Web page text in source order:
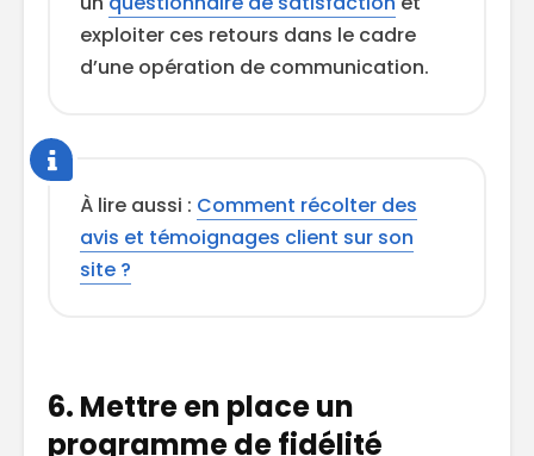
exploiter ces retours dans le cadre
d’une opération de communication.
À lire aussi : Comment récolter des
avis et témoignages client sur son
site ?
6. Mettre en place un
programme de fidélité